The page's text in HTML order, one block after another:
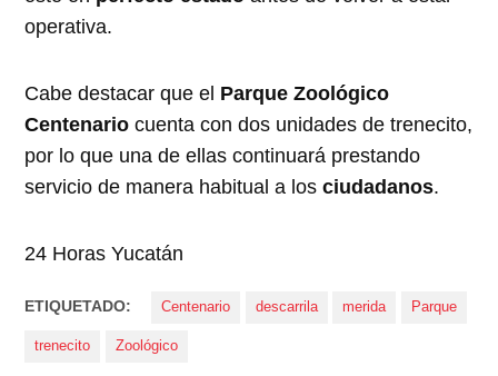
operativa.
Cabe destacar que el Parque Zoológico
Centenario cuenta con dos unidades de trenecito,
por lo que una de ellas continuará prestando
servicio de manera habitual a losciudadanos.
24 Horas Yucatán
ETIQUETADO: Centenario descarrila merida Parque
trenecito Zoológico